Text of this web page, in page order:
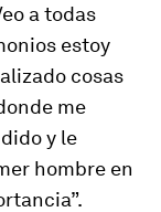
a todas
estoy
cosas
me
y le
hombre en